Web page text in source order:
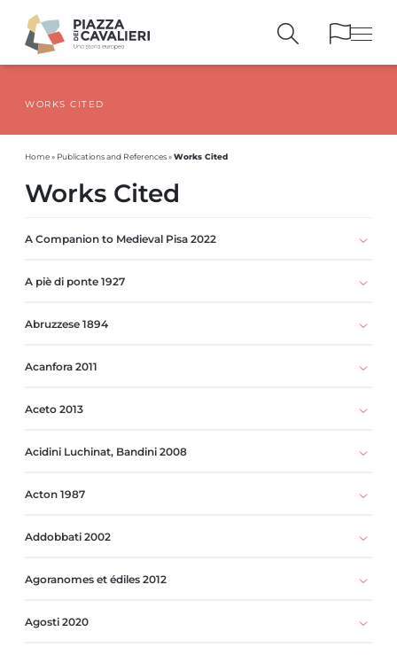
PUBLICATIONSAND REFERENCES
WORKS CITED
Home» Publications and References»Works Cited
Works Cited
A Companion to Medieval Pisa 2022
A piè di ponte 1927
Abruzzese 1894
Acanfora 2011
Aceto 2013
Acidini Luchinat, Bandini 2008
Acton 1987
Addobbati 2002
Agoranomes et édiles 2012
Agosti 2020